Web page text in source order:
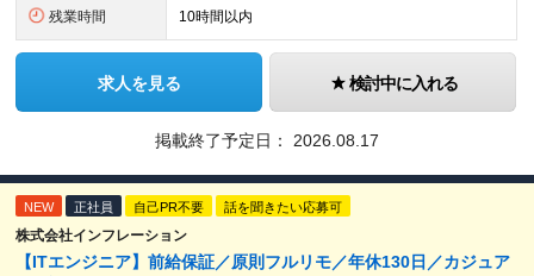
残業時間 10時間以内
求人を見る 検討中に入れる
掲載終了予定日： 2026.08.17
NEW 正社員 自己PR不要 話を聞きたい応募可
株式会社インフレーション
【ITエンジニア】前給保証／原則フルリモ／年休130日／カジュア